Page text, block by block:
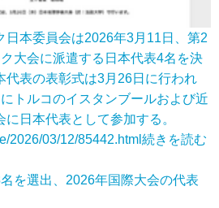
本委員会は2026年3月11日、第2
大会に派遣する日本代表4名を決
代表の表彰式は3月26日に行われ
トルコのイスタンブールおよび近
日本代表として参加する。
2026/03/12/85442.html 続きを読む
を選出、2026年国際大会の代表